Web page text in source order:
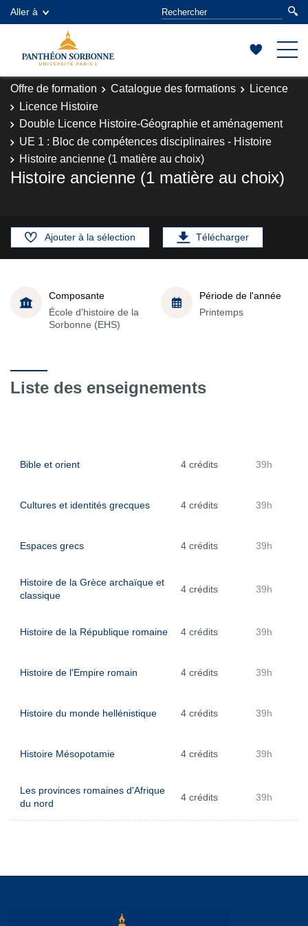
Aller à
Offre de formation Catalogue des formations
Licence
Licence Histoire
Double Licence Histoire-Géographie et aménagement
UE 1 : Bloc de compétences disciplinaires - Histoire
Histoire ancienne (1 matière au choix)
Histoire ancienne (1 matière au choix)
Ajouter à la sélection Télécharger
Composante
École d'histoire de la
Sorbonne (EHS)
Période de l'année
Printemps
Liste des enseignements
Bible et orient 4 crédits 39h
Cultures et identités grecques 4 crédits 39h
Espaces grecs 4 crédits 39h
Histoire de la Grèce archaïque et
classique
4 crédits 39h
Histoire de la République romaine 4 crédits 39h
Histoire de l'Empire romain 4 crédits 39h
Histoire du monde hellénistique 4 crédits 39h
Histoire Mésopotamie 4 crédits 39h
Les provinces romaines d'Afrique
du nord
4 crédits 39h